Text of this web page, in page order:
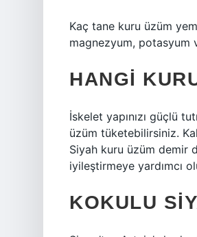
Kaç tane kuru üzüm
magnezyum, potasyum
HANGI
İskelet yapınızı güçlü
üzüm tüketebilirsiniz.
Siyah kuru üzüm demir
iyileştirmeye yardımcı
KOKULU